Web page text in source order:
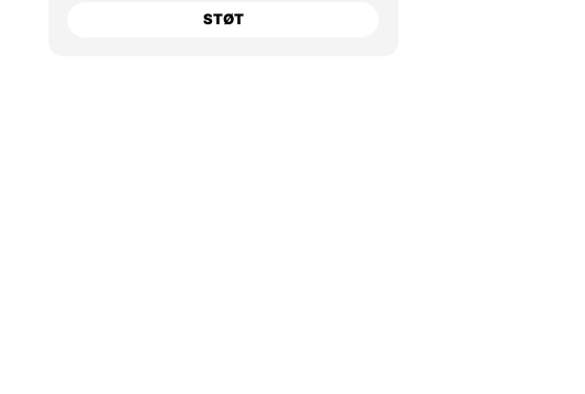
STØT